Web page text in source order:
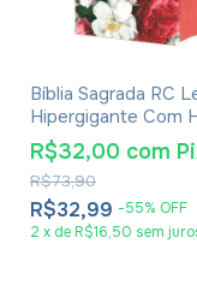
Bíblia Sagrada RC
Hipergigante Com
Avivada E Corinhos
Dura Flores Realista
R$32,99 -55% OFF
R$73,90
R$32,00 com
2 x de R$16,50 sem